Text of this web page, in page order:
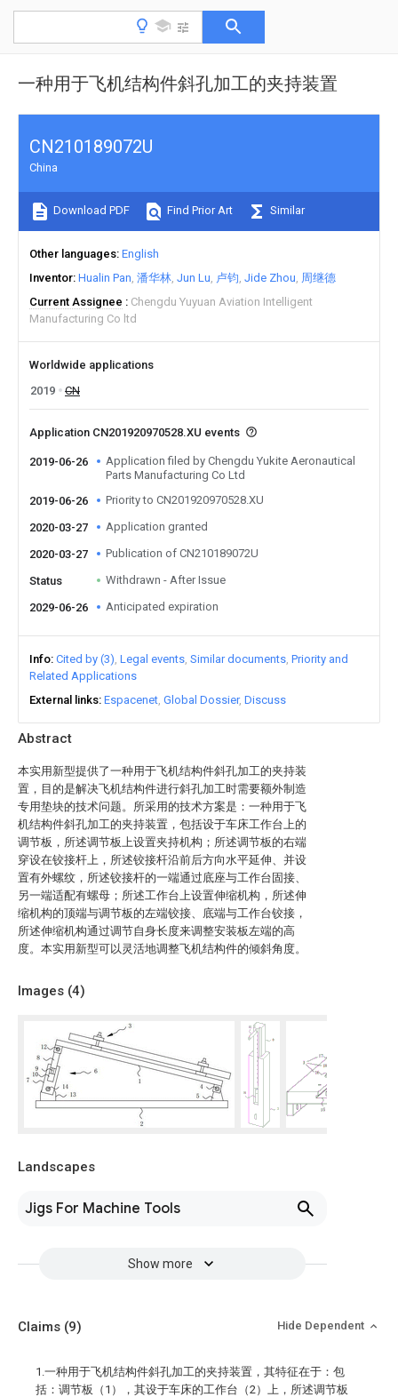
一种用于飞机结构件斜孔加工的夹持装置
Abstract
本实用新型提供了一种用于飞机结构件斜孔加工的夹持装
置，目的是解决飞机结构件进行斜孔加工时需要额外制造
专用垫块的技术问题。所采用的技术方案是：一种用于飞
机结构件斜孔加工的夹持装置，包括设于车床工作台上的
调节板，所述调节板上设置夹持机构；所述调节板的右端
穿设在铰接杆上，所述铰接杆沿前后方向水平延伸、并设
置有外螺纹，所述铰接杆的一端通过底座与工作台固接、
另一端适配有螺母；所述工作台上设置伸缩机构，所述伸
缩机构的顶端与调节板的左端铰接、底端与工作台铰接，
所述伸缩机构通过调节自身长度来调整安装板左端的高
度。本实用新型可以灵活地调整飞机结构件的倾斜角度。
Images (4)
Landscapes
Jigs For Machine Tools
Show more
CN210189072U
China
Download PDF Find Prior Art Similar
Other languages English
Inventor Hualin Pan 潘华林 Jun Lu 卢钧 Jide Zhou 周继德
Current Assignee
Chengdu Yuyuan Aviation Intelligent
Manufacturing Co ltd
Worldwide applications
2019
CN
Application CN201920970528.XU events
2019-06-26
Application filed by Chengdu Yukite Aeronautical
Parts Manufacturing Co Ltd
2019-06-26
Priority to CN201920970528.XU
2020-03-27 Application granted
2020-03-27 Publication of CN210189072U
Status Withdrawn - After Issue
2029-06-26 Anticipated expiration
Info Cited by (3) Legal events Similar documents Priority and
Related Applications
External links Espacenet Global Dossier Discuss
Claims (9) Hide Dependent
1.一种用于飞机结构件斜孔加工的夹持装置，其特征在于：包
括：调节板（1），其设于车床的工作台（2）上，所述调节板